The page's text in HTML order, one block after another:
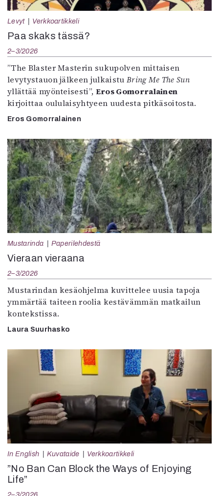
Levyt Verkkoartikkeli
Paa skaks tässä?
2–3/2026
”The Blaster Masterin sukupolven mittaisen
levytystauon jälkeen julkaistu Bring Me The Sun
yllättää myönteisesti”, Eros Gomorralainen
kirjoittaa oululaisyhtyeen uudesta pitkäsoitosta.
Eros Gomorralainen
Mustarinda Paperilehdestä
Vieraan vieraana
2–3/2026
Mustarindan kesäohjelma kuvittelee uusia tapoja
ymmärtää taiteen roolia kestävämmän matkailun
kontekstissa.
Laura Suurhasko
In English Kuvataide Verkkoartikkeli
”No Ban Can Block the Ways of Enjoying
Life”